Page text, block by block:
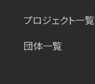
プロジェクト一覧
団体一覧